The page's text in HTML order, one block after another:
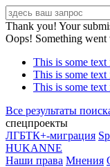
Thank you! Your
Oops! Something
This is some
This is some
This is some
Все результаты
спецпроекты
ЛГБТК+-миграция
HUKANNE
Наши права Мнения